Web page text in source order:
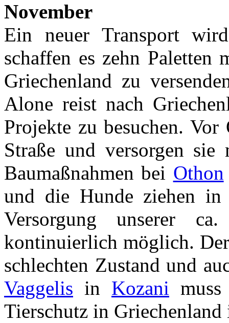
November
Ein neuer Transport
schaffen es zehn Paletten
Griechenland zu
Alone reist nach
Projekte zu besuchen.
Straße und versorgen
Baumaßnahmen bei Othon
und die Hunde ziehen
Versorgung unserer
kontinuierlich möglich.
schlechten Zustand und
Vaggelis in Kozani
Tierschutz in